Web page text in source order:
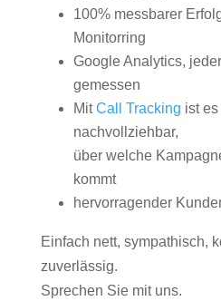
100% messbarer
Monitorring
Google Analytics,
gemessen
MitCall Tracking ist
nachvollziehbar,
über welche
kommt
hervorragender
Einfach nett, sympathisch,
zuverlässig.
Sprechen Sie mit uns.